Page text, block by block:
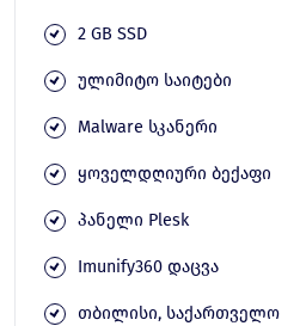
2 GB SSD
ულიმიტო საიტები
Malware სკანერი
ყოველდღიური ბექაფი
პანელი Plesk
Imunify360 დაცვა
თბილისი, საქართველო